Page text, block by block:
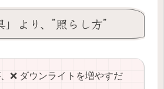
より、”照らし方”
❌ ダウンライトを増やすだ